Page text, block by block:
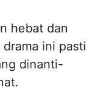
hebat dan
ini pasti
dinanti-